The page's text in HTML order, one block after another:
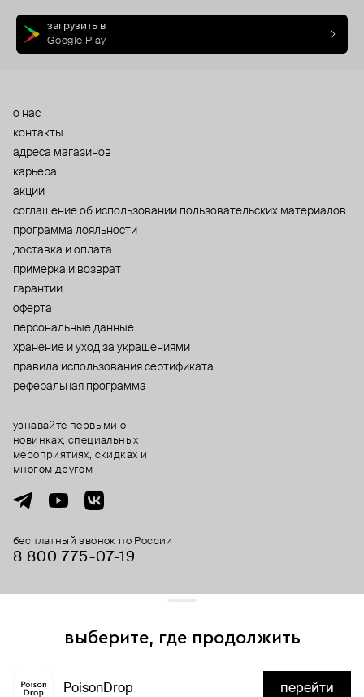
загрузить в
Google Play
о нас
контакты
адреса магазинов
карьера
акции
cоглашение об использовании пользовательских материалов
программа лояльности
доставка и оплата
примерка и возврат
гарантии
оферта
персональные данные
хранение и уход за украшениями
правила использования сертификата
реферальная программа
бесплатный звонок по России
8 800 775⁠-07⁠-19
узнавайте первыми о
новинках, специальных
мероприятиях, скидках и
многом другом
выберите, где продолжить
PoisonDrop перейти
и сервисы аналитики. Продолжая его использование,